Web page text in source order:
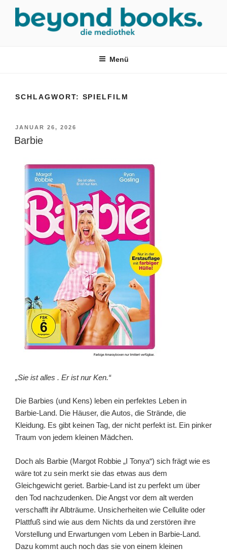
springen
Menü
SCHLAGWORT: SPIELFILM
VERÖFFENTLICHT
AM
JANUAR 26, 2026
Barbie
„Sie ist alles . Er ist nur Ken.“
Die Barbies (und Kens) leben ein perfektes Leben in
Barbie-Land. Die Häuser, die Autos, die Strände, die
Kleidung. Es gibt keinen Tag, der nicht perfekt ist. Ein pinker
Traum von jedem kleinen Mädchen.
Doch als Barbie (Margot Robbie „I Tonya“) sich frägt wie es
wäre tot zu sein merkt sie das etwas aus dem
Gleichgewicht geriet. Barbie-Land ist zu perfekt um über
den Tod nachzudenken. Die Angst vor dem alt werden
verschafft ihr Albträume. Unsicherheiten wie Cellulite oder
Plattfuß sind wie aus dem Nichts da und zerstören ihre
Vorstellung und Erwartungen vom Leben in Barbie-Land.
Dazu kommt auch noch das sie von einem kleinen